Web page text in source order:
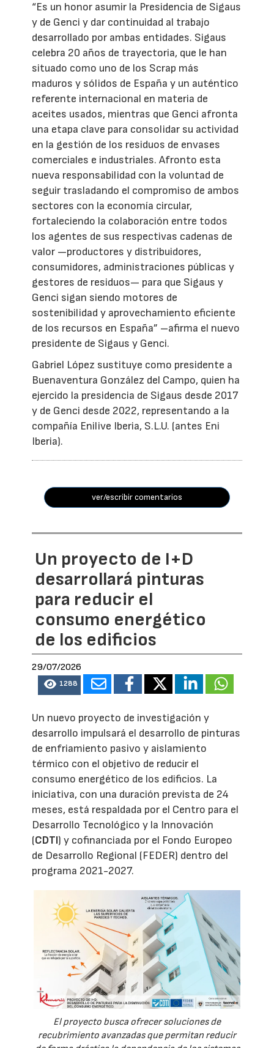
“Es un honor asumir la Presidencia de Sigaus
y de Genci y dar continuidad al trabajo
desarrollado por ambas entidades. Sigaus
celebra 20 años de trayectoria, que le han
situado como uno de los Scrap más
maduros y sólidos de España y un auténtico
referente internacional en materia de
aceites usados, mientras que Genci afronta
una etapa clave para consolidar su actividad
en la gestión de los residuos de envases
comerciales e industriales. Afronto esta
nueva responsabilidad con la voluntad de
seguir trasladando el compromiso de ambos
sectores con la economía circular,
fortaleciendo la colaboración entre todos
los agentes de sus respectivas cadenas de
valor —productores y distribuidores,
consumidores, administraciones públicas y
gestores de residuos— para que Sigaus y
Genci sigan siendo motores de
sostenibilidad y aprovechamiento eficiente
de los recursos en España” –afirma el nuevo
presidente de Sigaus y Genci.
Gabriel López sustituye como presidente a
Buenaventura González del Campo, quien ha
ejercido la presidencia de Sigaus desde 2017
y de Genci desde 2022, representando a la
compañía Enilive Iberia, S.L.U. (antes Eni
Iberia).
ver/escribir comentarios
Un proyecto de I+D
desarrollará pinturas
para reducir el
consumo energético
de los edificios
29/07/2026
1288
Un nuevo proyecto de investigación y
desarrollo impulsará el desarrollo de pinturas
de enfriamiento pasivo y aislamiento
térmico con el objetivo de reducir el
consumo energético de los edificios. La
iniciativa, con una duración prevista de 24
meses, está respaldada por el Centro para el
Desarrollo Tecnológico y la Innovación
(CDTI) y cofinanciada por el Fondo Europeo
de Desarrollo Regional (FEDER) dentro del
programa 2021-2027.
El proyecto busca ofrecer soluciones de
recubrimiento avanzadas que permitan reducir